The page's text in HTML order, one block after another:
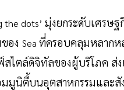
the dots’ มุ่งยกระดับเศรษ
อง Sea ที่ครอบคลุมหลากห
ตล์ดิจิทัลของผู้บริโภค ส่ง
มูนิตี้บนอุตสาหกรรมและสั